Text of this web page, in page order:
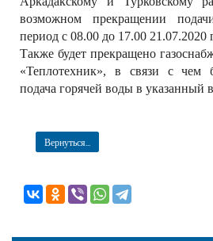
возможном прекращении
период с 08.00 до 17.00 21.07.2020
Также будет прекращено
«Теплотехник», в связи с чем
подача горячей воды в указанный
Вернуться...